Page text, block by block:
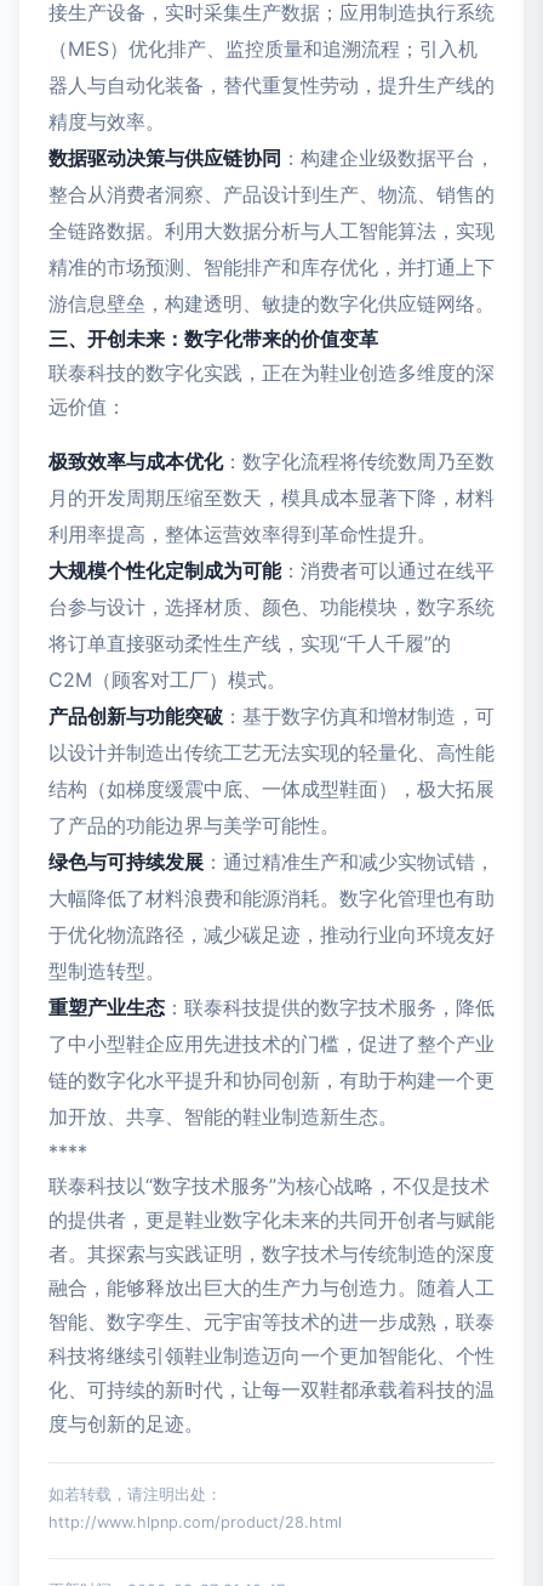
接生产设备，实时采集生产数据；应用制造执行系统
（MES）优化排产、监控质量和追溯流程；引入机
器人与自动化装备，替代重复性劳动，提升生产线的
精度与效率。
数据驱动决策与供应链协同 ：构建企业级数据平台，
整合从消费者洞察、产品设计到生产、物流、销售的
全链路数据。利用大数据分析与人工智能算法，实现
精准的市场预测、智能排产和库存优化，并打通上下
游信息壁垒，构建透明、敏捷的数字化供应链网络。
三、开创未来：数字化带来的价值变革
联泰科技的数字化实践，正在为鞋业创造多维度的深
远价值：
极致效率与成本优化：数字化流程将传统数周乃至数
月的开发周期压缩至数天，模具成本显著下降，材料
利用率提高，整体运营效率得到革命性提升。
大规模个性化定制成为可能：消费者可以通过在线平
台参与设计，选择材质、颜色、功能模块，数字系统
将订单直接驱动柔性生产线，实现“千人千履”的
C2M（顾客对工厂）模式。
产品创新与功能突破 ：基于数字仿真和增材制造，可
以设计并制造出传统工艺无法实现的轻量化、高性能
结构（如梯度缓震中底、一体成型鞋面），极大拓展
了产品的功能边界与美学可能性。
绿色与可持续发展 ：通过精准生产和减少实物试错，
大幅降低了材料浪费和能源消耗。数字化管理也有助
于优化物流路径，减少碳足迹，推动行业向环境友好
型制造转型。
重塑产业生态 ：联泰科技提供的数字技术服务，降低
了中小型鞋企应用先进技术的门槛，促进了整个产业
链的数字化水平提升和协同创新，有助于构建一个更
加开放、共享、智能的鞋业制造新生态。
****
联泰科技以“数字技术服务”为核心战略，不仅是技术
的提供者，更是鞋业数字化未来的共同开创者与赋能
者。其探索与实践证明，数字技术与传统制造的深度
融合，能够释放出巨大的生产力与创造力。随着人工
智能、数字孪生、元宇宙等技术的进一步成熟，联泰
科技将继续引领鞋业制造迈向一个更加智能化、个性
化、可持续的新时代，让每一双鞋都承载着科技的温
度与创新的足迹。
如若转载，请注明出处：
http://www.hlpnp.com/product/28.html